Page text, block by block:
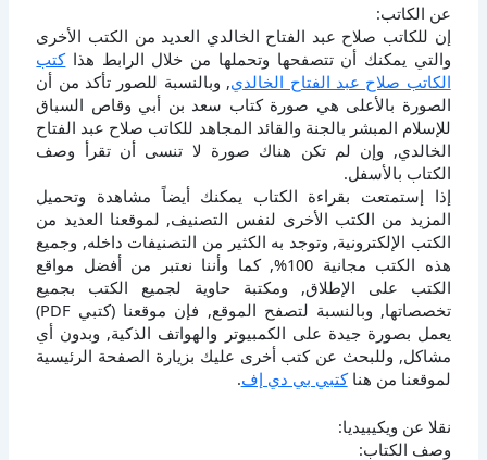
عن الكاتب:
إن للكاتب صلاح عبد الفتاح الخالدي العديد من الكتب الأخرى
والتي يمكنك أن تتصفحها وتحملها من خلال الرابط هذاكتب
الكاتب صلاح عبد الفتاح الخالدي, وبالنسبة للصور تأكد من أن
الصورة بالأعلى هي صورة كتاب سعد بن أبي وقاص السباق
للإسلام المبشر بالجنة والقائد المجاهد للكاتب صلاح عبد الفتاح
الخالدي, وإن لم تكن هناك صورة لا تنسى أن تقرأ وصف
الكتاب بالأسفل.
إذا إستمتعت بقراءة الكتاب يمكنك أيضاً مشاهدة وتحميل
المزيد من الكتب الأخرى لنفس التصنيف, لموقعنا العديد من
الكتب الإلكترونية, وتوجد به الكثير من التصنيفات داخله, وجميع
هذه الكتب مجانية 100%, كما وأننا نعتبر من أفضل مواقع
الكتب على الإطلاق, ومكتبة حاوية لجميع الكتب بجميع
تخصصاتها, وبالنسبة لتصفح الموقع, فإن موقعنا (كتبي PDF)
يعمل بصورة جيدة على الكمبيوتر والهواتف الذكية, وبدون أي
مشاكل, وللبحث عن كتب أخرى عليك بزيارة الصفحة الرئيسية
لموقعنا من هناكتبي بي دي إف.
نقلا عن ويكيبيديا:
وصف الكتاب: